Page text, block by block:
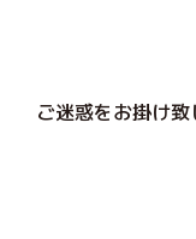
ご迷惑をお掛け致